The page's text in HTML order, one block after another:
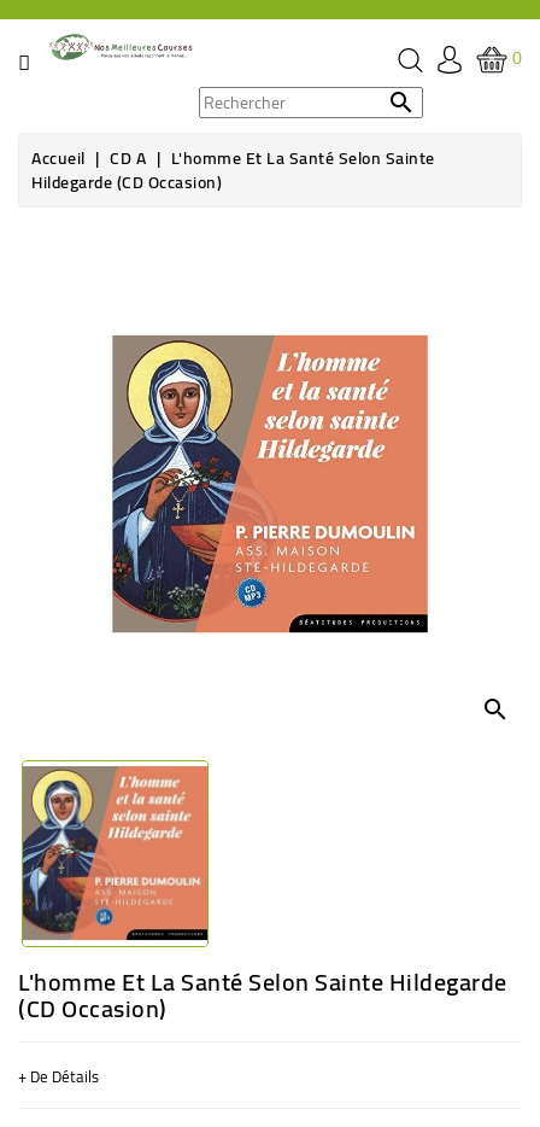
CATÉGORIE
ÉPICERIE
0

Accueil CD A L'homme Et La Santé Selon Sainte
Hildegarde (CD Occasion)
search
L'homme Et La Santé Selon Sainte Hildegarde
(CD Occasion)
+ De Détails